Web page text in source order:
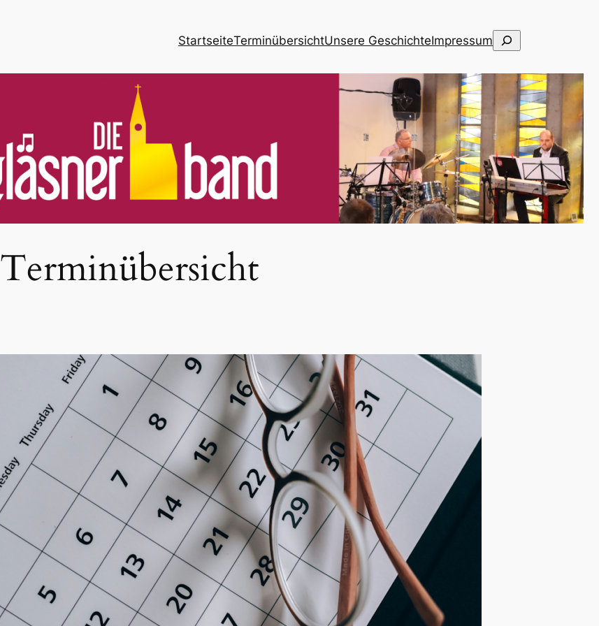
StartseiteTerminübersichtUnse­re Geschich­teImpres­sum Suchen
Terminübersicht